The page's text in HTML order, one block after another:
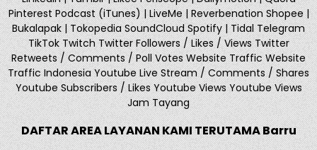
Pinterest Podcast (iTunes) | LiveMe | Reverbenation Shopee |
Bukalapak | Tokopedia SoundCloud Spotify | Tidal Telegram
TikTok Twitch Twitter Followers / Likes / Views Twitter
Retweets / Comments / Poll Votes Website Traffic Website
Traffic Indonesia Youtube Live Stream / Comments / Shares
Youtube Subscribers / Likes Youtube Views Youtube Views
Jam Tayang
DAFTAR AREA LAYANAN KAMI TERUTAMA Barru